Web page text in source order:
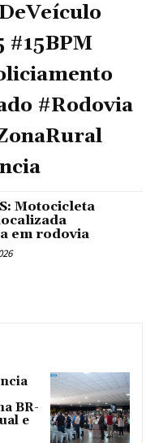
#15BPM
#Rodovia
Motocicleta
em rodovia
BR-
e